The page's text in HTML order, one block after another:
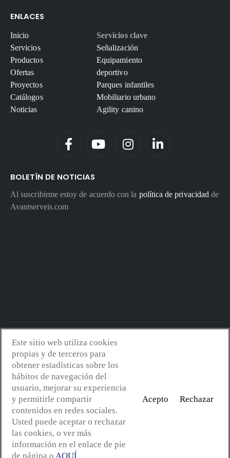
ENLACES
Inicio
Servicios
Productos
Ofertas
Proyectos
Catálogos
Noticias
Servicios clave
Señalización
Equipamiento
deportivo
Parques infantiles
Mobiliario urbano
Agility canino
BOLETÍN DE NOTICIAS
Al suscribirme estoy de acuerdo con la política de privacidad de
Avantserveis.com
Avantserveis.com -Aviso legal - GDPR
Política de cookies-Política de calidad y medio ambiente
web:Mejorconweb
Este sitio web utiliza cookies
propias y de terceros para
obtener estadísticas sobre los
hábitos de navegación del
usuario, mejorar su experiencia
y permitirle compartir
contenidos en redes sociales.
Usted puede aceptar o rechazar
las cookies, o ver más
información en el enlace de pie
de página o AQUÍ
Acepto Rechazar